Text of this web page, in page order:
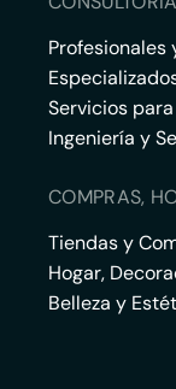
Profesionales
Servicios
Ingeniería y
COMPRAS,
Tiendas y
Hogar,
Belleza y